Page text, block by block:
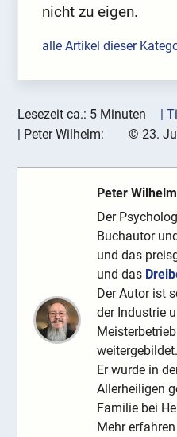
nicht zu eigen.
alle Artikel dieser
Lesezeit ca.: 5 Minuten
|
| Peter Wilhelm: © 23.
Peter Wilhelm
Der
Buchautor
und das
und das
Der Autor ist
der Industrie
weitergebildet.
Er wurde in
Allerheiligen
Familie bei
Mehr